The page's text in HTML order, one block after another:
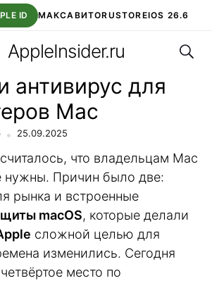
ID МАКСАВИТОRUSTOREIOS 26.6
ВТБ ОНЛАЙН ЧАТ В ROBLOX
AppleInsider.ru
антивирус для
Mac
25.09.2025
что владельцам Mac
нужны. Причин было две:
рынка и встроенные
macOS, которые делали
сложной целью для
изменились. Сегодня
место по